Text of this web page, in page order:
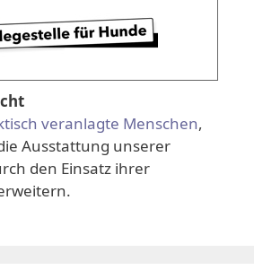
veranlagte Menschen,
Ausstattung unserer
den Einsatz ihrer